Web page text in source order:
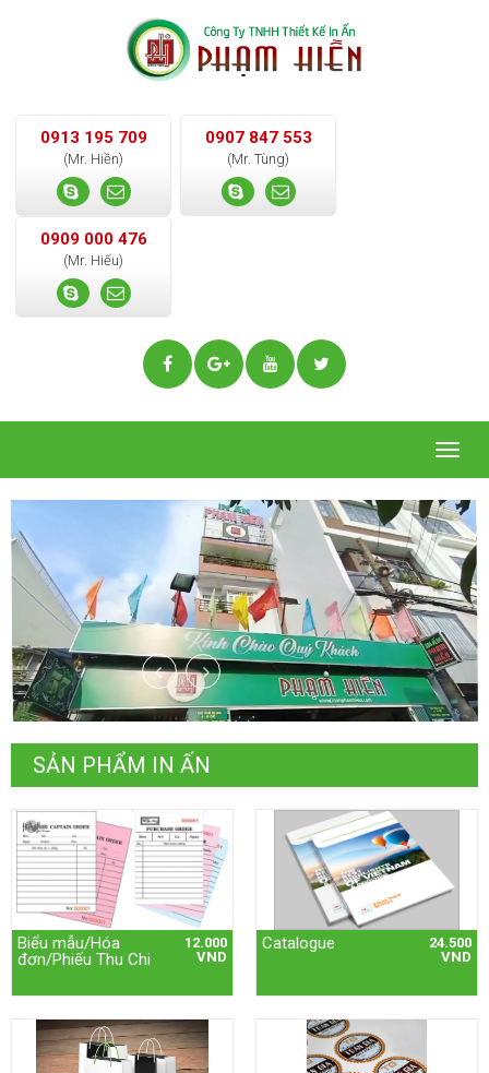
0913 195 709
(Mr. Hiền)
0907 847 553
(Mr. Tùng)
0909 000 476
(Mr. Hiếu)
SẢN PHẨM IN ẤN
Biểu mẫu/Hóa
đơn/Phiếu Thu Chi
12.000
VND
Catalogue
24.500
VND